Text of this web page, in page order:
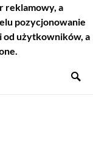
reklamowy, a
pozycjonowanie
od użytkowników, a